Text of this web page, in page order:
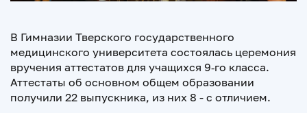
В Гимназии Тверского государственного
медицинского университета состоялась церемония
вручения аттестатов для учащихся 9‑го класса.
Аттестаты об основном общем образовании
получили 22 выпускника, из них 8 - с отличием.